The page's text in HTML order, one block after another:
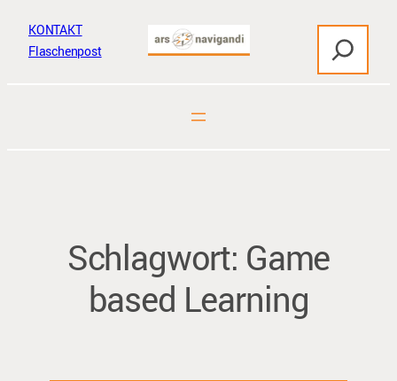
Zum
Inhalt
KONTAKT
Flaschenpost
c
Schlagwort: Game
based Learning